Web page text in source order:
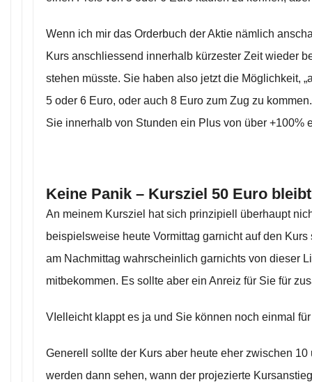
Wenn ich mir das Orderbuch der Aktie nämlich
Kurs anschliessend innerhalb kürzester Zeit wieder
stehen müsste. Sie haben also jetzt die Möglichkeit,
5 oder 6 Euro, oder auch 8 Euro zum Zug zu
Sie innerhalb von Stunden ein Plus von über +100%
Keine Panik – Kursziel 50 Euro
An meinem Kursziel hat sich prinzipiell überhaupt
beispielsweise heute Vormittag garnicht auf den
am Nachmittag wahrscheinlich garnichts von dieser
mitbekommen. Es sollte aber ein Anreiz für Sie für
VIelleicht klappt es ja und Sie können noch einmal
Generell sollte der Kurs aber heute eher zwischen
werden dann sehen, wann der projezierte